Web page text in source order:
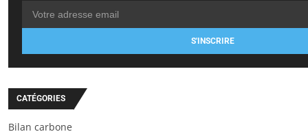
S'INSCRIRE
CATÉGORIES
Bilan carbone